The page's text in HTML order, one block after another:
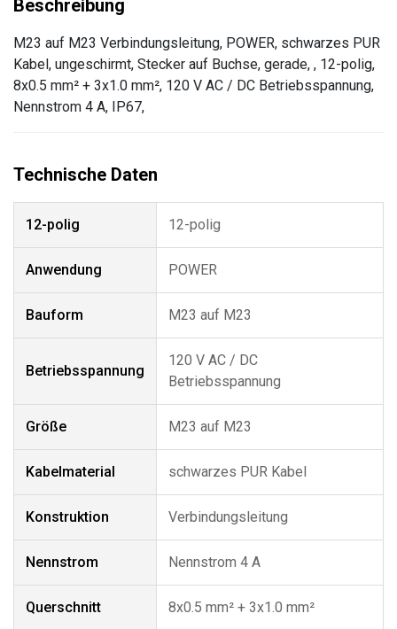
M23 auf M23 Verbindungsleitung, POWER, schwarzes PUR
Kabel, ungeschirmt, Stecker auf Buchse, gerade, , 12-polig,
8x0.5 mm² + 3x1.0 mm², 120 V AC / DC Betriebsspannung,
Nennstrom 4 A, IP67,
12-polig 12-polig
Anwendung POWER
Bauform M23 auf M23
Betriebsspannung
120 V AC / DC
Betriebsspannung
Größe M23 auf M23
Kabelmaterial schwarzes PUR Kabel
Konstruktion Verbindungsleitung
Nennstrom Nennstrom 4 A
Querschnitt 8x0.5 mm² + 3x1.0 mm²